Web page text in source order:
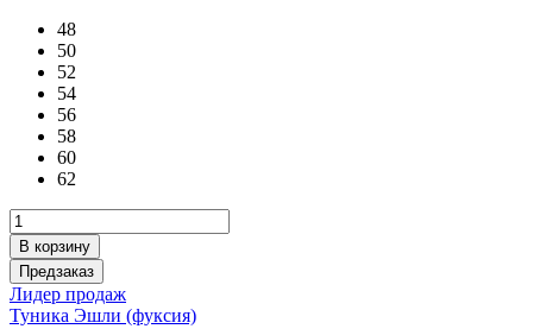
48
50
52
54
56
58
60
62
В корзину
Предзаказ
Лидер продаж
Туника Эшли (фуксия)